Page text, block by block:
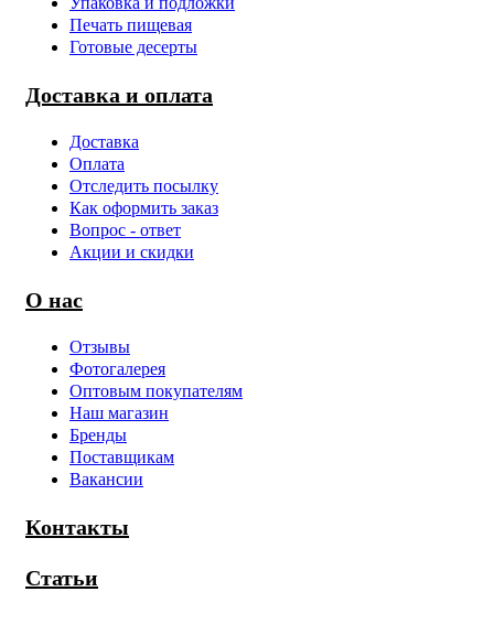
Печать пищевая
Готовые десерты
Доставка и оплата
Доставка
Оплата
Отследить посылку
Как оформить заказ
Вопрос - ответ
Акции и скидки
О нас
Отзывы
Фотогалерея
Оптовым покупателям
Наш магазин
Бренды
Поставщикам
Вакансии
Контакты
Статьи